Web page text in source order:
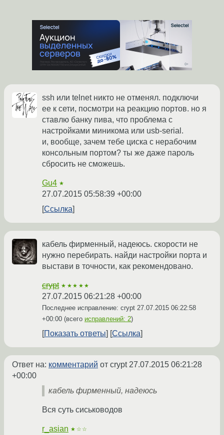
ssh или telnet никто не отменял. подключи
ее к сети, посмотри на реакцию портов. но я
ставлю банку пива, что проблема с
настройками миникома или usb-serial.
и, вообще, зачем тебе циска с нерабочим
консольным портом? ты же даже пароль
сбросить не сможешь.
Gu4 ★
27.07.2015 05:58:39 +00:00
Ссылка
кабель фирменный, надеюсь. скорости не
нужно перебирать. найди настройки порта и
выстави в точности, как рекомендовано.
crypt ★★★★★
27.07.2015 06:21:28 +00:00
Последнее исправление: crypt 27.07.2015 06:22:58
+00:00 (всего исправлений: 2)
Показать ответы Ссылка
Ответ на: комментарий от crypt27.07.2015 06:21:28
+00:00
кабель фирменный, надеюсь
Вся суть сисьководов
r_asian ★☆☆